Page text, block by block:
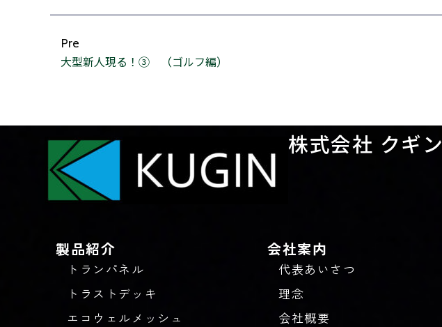
Pre
大型新人現る！③ （ゴルフ編）
株式会社 クギン
製品紹介
トランパネル
トラストデッキ
エコウェルメッシュ
会社案内
代表あいさつ
理念
会社概要